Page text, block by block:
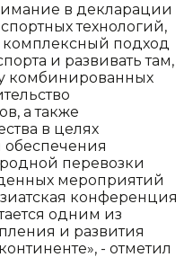
в декларации
технологий,
подход
и развивать там,
комбинированных
а также
в целях
обеспечения
перевозки
мероприятий
конференция
одним из
и развития
- отметил